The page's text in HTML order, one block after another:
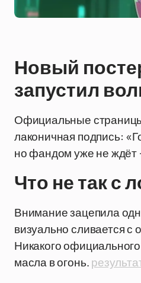
Новый
запустил
Официальные
лаконичная подпись:
но фандом уже не ждёт
Что не так с
Внимание зацепила
визуально сливается с
Никакого
масла в огонь.